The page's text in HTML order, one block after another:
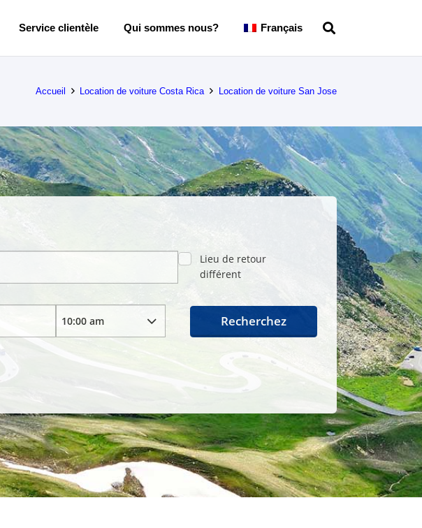
Service clientèle Qui sommes nous? Français
Accueil Location de voiture Costa Rica Location de voiture San Jose
Lieu de retour
différent
Recherchez